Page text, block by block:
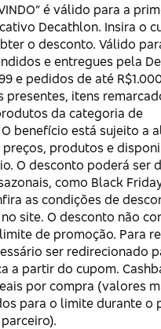
é válido para a
Decathlon. Insira o
o desconto. Válido
e entregues pela
e pedidos de até
presentes, itens
da categoria de
benefício está sujeito a
preços, produtos e
O desconto poderá ser
como Black
as condições de
no site. O desconto não
de promoção. Para
ser redirecionado
a partir do cupom.
por compra (valores
para o limite durante o